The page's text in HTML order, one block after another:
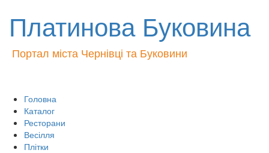
Платинова Буковина
Портал міста Чернівці та Буковини
Головна
Каталог
Ресторани
Весілля
Плітки